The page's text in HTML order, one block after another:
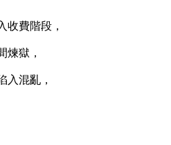
費階段，
獄，
混亂，